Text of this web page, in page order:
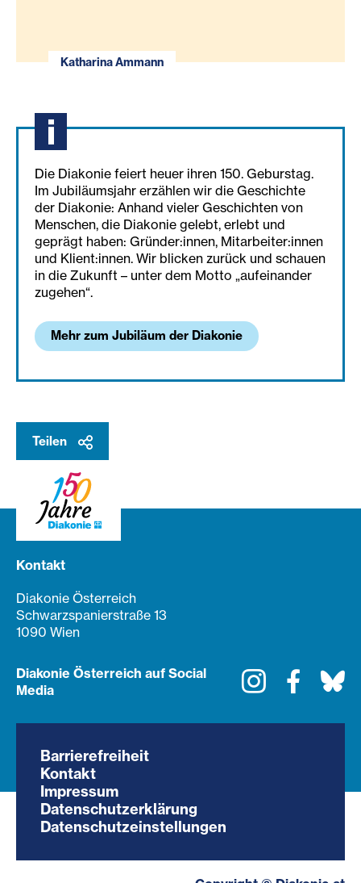
Katharina Ammann
Die Diakonie feiert heuer ihren 150. Geburstag.
Im Jubiläumsjahr erzählen wir die Geschichte
der Diakonie: Anhand vieler Geschichten von
Menschen, die Diakonie gelebt, erlebt und
geprägt haben: Gründer:innen, Mitarbeiter:innen
und Klient:innen. Wir blicken zurück und schauen
in die Zukunft – unter dem Motto „aufeinander
zugehen“.
Mehr zum Jubiläum der Diakonie
Teilen
Kontakt
Diakonie Österreich
Schwarzspanierstraße 13
1090 Wien
Diakonie Österreich auf Social
Media
Instagram
Barrierefreiheit
Kontakt
Impressum
Datenschutzerklärung
Datenschutzeinstellungen